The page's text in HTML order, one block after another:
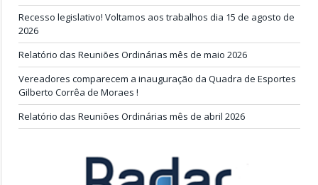
Recesso legislativo! Voltamos aos trabalhos dia 15 de agosto de
2026
Relatório das Reuniões Ordinárias mês de maio 2026
Vereadores comparecem a inauguração da Quadra de Esportes
Gilberto Corrêa de Moraes !
Relatório das Reuniões Ordinárias mês de abril 2026